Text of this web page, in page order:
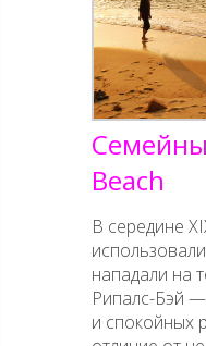
Beach
В середине
нападали на
Рипалс-Бэй
и спокойных